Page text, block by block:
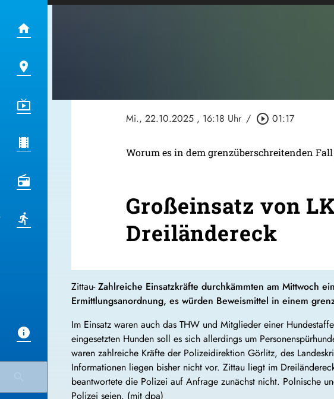
Mi., 22.10.2025 , 16:18 Uhr / play_circle_outline 01:17
Worum es in dem grenzüberschreitenden
Großeinsatz von
Dreiländereck
Zittau-Zahlreiche Einsatzkräfte durchkämmten am Mittwoch
Ermittlungsanordnung, es würden Beweismittel in einem
Im Einsatz waren auch das THW und Mitglieder einer
eingesetzten Hunden soll es sich allerdings um
waren zahlreiche Kräfte der Polizeidirektion Görlitz, des
Informationen liegen bisher nicht vor. Zittau liegt im
beantwortete die Polizei auf Anfrage zunächst nicht. Polnische
Polizei seien. (mit dpa)